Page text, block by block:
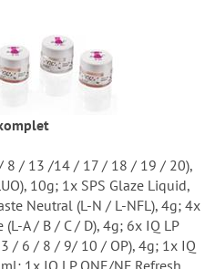
8 / 13 /14 / 17 / 18 / 19 / 20),
10g; 1x SPS Glaze Liquid,
Neutral (L-N / L-NFL), 4g; 4x
(L-A / B / C / D), 4g; 6x IQ LP
/ 6 / 8 / 9/ 10 / OP), 4g; 1x IQ